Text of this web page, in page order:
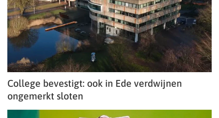
College bevestigt: ook in Ede verdwijnen
ongemerkt sloten